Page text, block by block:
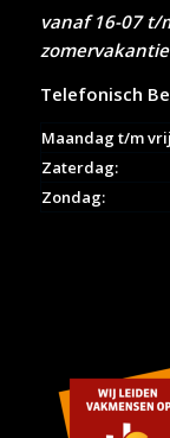
vanaf 16-07 t/
Telefonisch
Maandag t/m
Zaterdag:
Zondag: